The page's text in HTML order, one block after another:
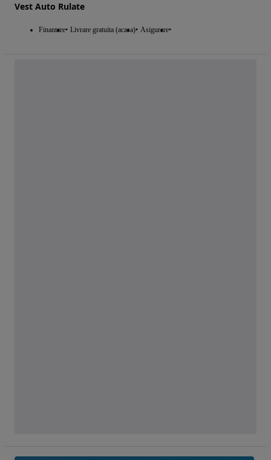
Vest Auto Rulate
Finantare Livrare gratuita (acasa) Asigurare